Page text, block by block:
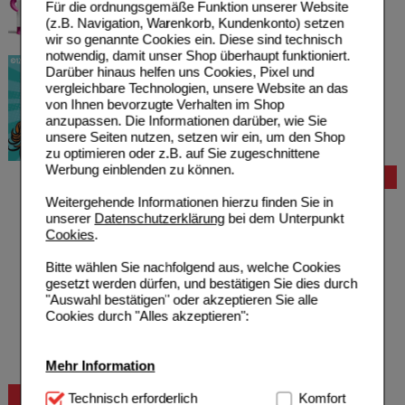
Für die ordnungsgemäße Funktion unserer Website
(z.B. Navigation, Warenkorb, Kundenkonto) setzen
wir so genannte Cookies ein. Diese sind technisch
notwendig, damit unser Shop überhaupt funktioniert.
Darüber hinaus helfen uns Cookies, Pixel und
vergleichbare Technologien, unsere Website an das
von Ihnen bevorzugte Verhalten im Shop
anzupassen. Die Informationen darüber, wie Sie
unsere Seiten nutzen, setzen wir ein, um den Shop
zu optimieren oder z.B. auf Sie zugeschnittene
Werbung einblenden zu können.
Weitergehende Informationen hierzu finden Sie in
unserer Datenschutzerklärungbei dem Unterpunkt
Cookies.
Bitte wählen Sie nachfolgend aus, welche Cookies
gesetzt werden dürfen, und bestätigen Sie dies durch
"Auswahl bestätigen" oder akzeptieren Sie alle
Cookies durch "Alles akzeptieren":
Mehr Information
Technisch Notwendig:Hierbei handelt es sich um
Technisch erforderlich Komfort
Bestellung
Hilfe zur Anmeldung
Hilfe zum Bestellvorgang
Freiumschläge anfordern
Freiumschläge downloaden
Auslandsbestellung
Reklamation
Beratung und Service